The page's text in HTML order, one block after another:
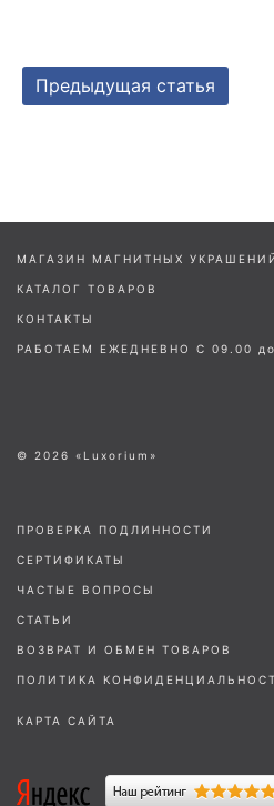
Предыдущая статья
МАГАЗИН МАГНИТНЫХ
КАТАЛОГ ТОВАРОВ
КОНТАКТЫ
РАБОТАЕМ ЕЖЕДНЕВНО С 09.00
© 2026 «Luxorium»
ПРОВЕРКА ПОДЛИННОСТИ
СЕРТИФИКАТЫ
ЧАСТЫЕ ВОПРОСЫ
СТАТЬИ
ВОЗВРАТ И ОБМЕН ТОВАРОВ
ПОЛИТИКА
КАРТА САЙТА